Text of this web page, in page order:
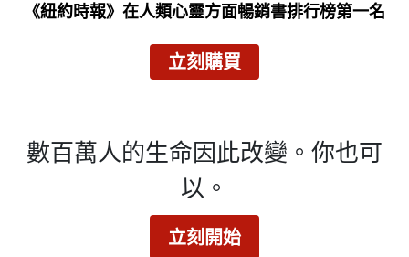
《紐約時報》 在人類心靈方面暢銷書排行榜第一名
立刻購買
數百萬人的生命因此改變。 你也可
以。
立刻開始